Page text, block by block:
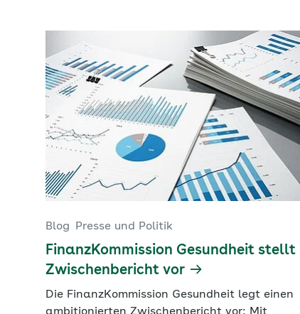
Blog Presse und Politik
FinanzKommission Gesundheit stellt
Zwischenbericht vor
Die FinanzKommission Gesundheit legt einen